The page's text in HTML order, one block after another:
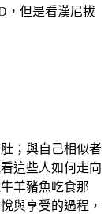
，但是看漢尼拔
；與自己相似者
這些人如何走向
羊豬魚吃食那
與享受的過程，